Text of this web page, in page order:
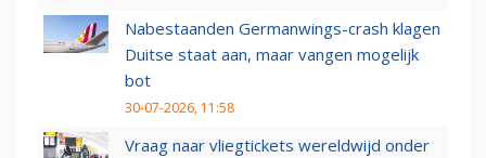
Nabestaanden Germanwings-crash klagen
Duitse staat aan, maar vangen mogelijk
bot
30-07-2026, 11:58
Vraag naar vliegtickets wereldwijd onder